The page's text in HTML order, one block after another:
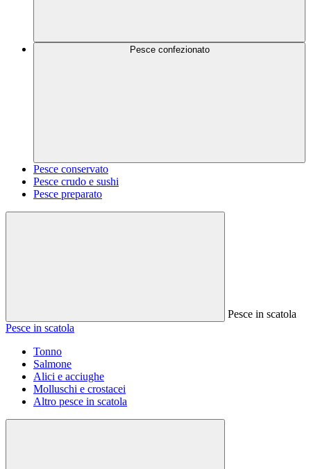
Pesce confezionato
Pesce conservato
Pesce crudo e sushi
Pesce preparato
Pesce in scatola
Pesce in scatola
Tonno
Salmone
Alici e acciughe
Molluschi e crostacei
Altro pesce in scatola